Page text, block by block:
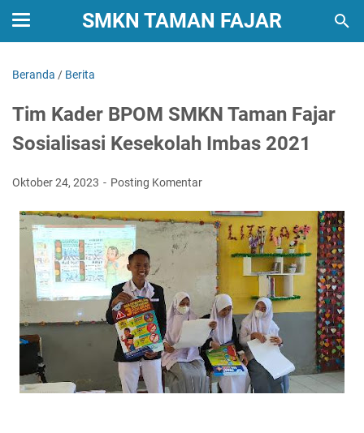
SMKN TAMAN FAJAR
Beranda / Berita
Tim Kader BPOM SMKN Taman Fajar
Sosialisasi Kesekolah Imbas 2021
Oktober 24, 2023 Posting Komentar